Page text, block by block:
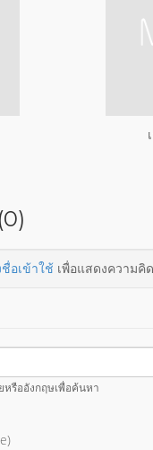
อเข้าใช้เพื่อแสดงความคิ
รืออังกฤษเพื่อค้นหา